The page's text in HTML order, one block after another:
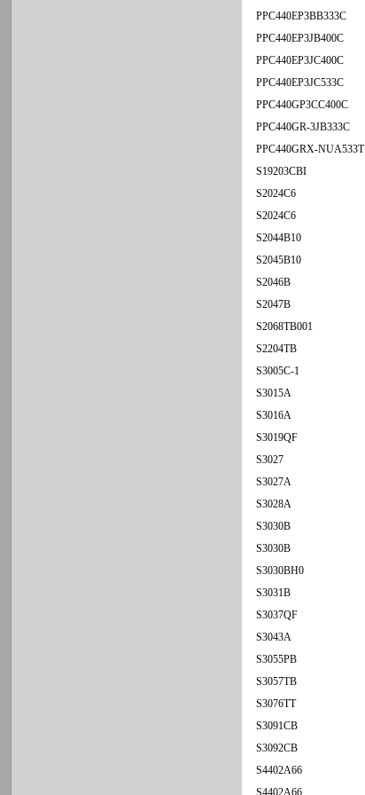
PPC440EP3BB333C
PPC440EP3JB400C
PPC440EP3JC400C
PPC440EP3JC533C
PPC440GP3CC400C
PPC440GR-3JB333C
PPC440GRX-NUA533T
S19203CBI
S2024C6
S2024C6
S2044B10
S2045B10
S2046B
S2047B
S2068TB001
S2204TB
S3005C-1
S3015A
S3016A
S3019QF
S3027
S3027A
S3028A
S3030B
S3030B
S3030BH0
S3031B
S3037QF
S3043A
S3055PB
S3057TB
S3076TT
S3091CB
S3092CB
S4402A66
S4402A66